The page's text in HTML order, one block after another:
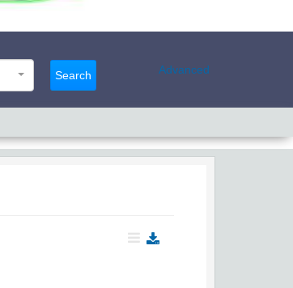
Search Advanced